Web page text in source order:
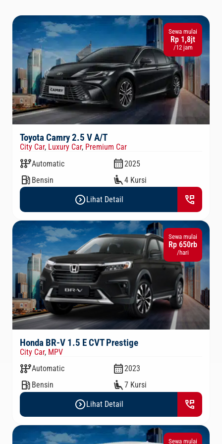
Toyota Camry 2.5 V A/T
City Car, Luxury Car, Premium Car
auto_transmissionAutomatic calendar_month2025
local_gas_station Bensin airline_seat_recline_extra4 Kursi
Sewa mulai
Rp 1,8jt
/12 jam
expand_circle_rightLihat Detail perm_phone_msg
Honda BR-V 1.5 E CVT Prestige
City Car, MPV
auto_transmissionAutomatic calendar_month2023
local_gas_station Bensin airline_seat_recline_extra7 Kursi
Sewa mulai
Rp 650rb
/hari
expand_circle_rightLihat Detail perm_phone_msg
Sewa mulai